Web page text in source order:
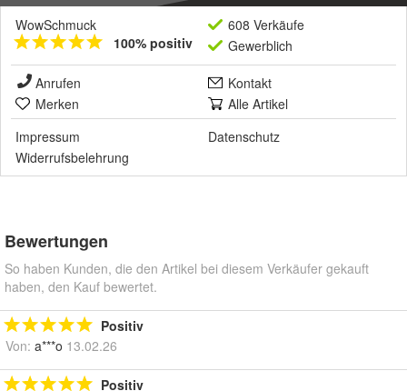
WowSchmuck
100% positiv
608 Verkäufe
Gewerblich
Anrufen
Kontakt
Merken
Alle Artikel
Impressum
Datenschutz
Widerrufsbelehrung
Bewertungen
So haben Kunden, die den Artikel bei diesem Verkäufer gekauft
haben, den Kauf bewertet.
Positiv
Von: a***o 13.02.26
Positiv